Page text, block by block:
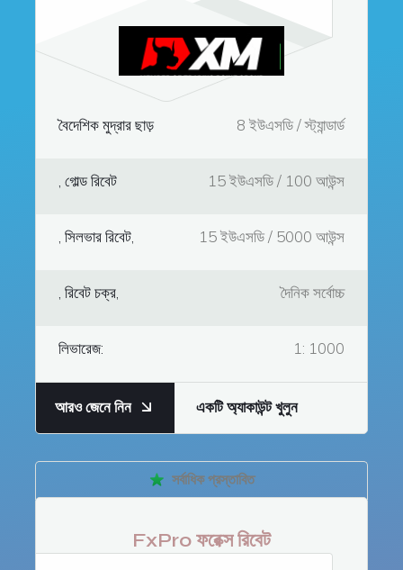
বৈদেশিক মুদ্রার ছাড় 8 ইউএসডি / স্ট্যান্ডার্ড
, গোল্ড রিবেট 15 ইউএসডি / 100 আউন্স
, সিলভার রিবেট, 15 ইউএসডি / 5000 আউন্স
, রিবেট চক্র, দৈনিক সর্বোচ্চ
লিভারেজ: 1: 1000
আরও জেনে নিন একটি অ্যাকাউন্ট খুলুন
সর্বাধিক প্রস্তাবিত
FxPro ফরেক্স রিবেট